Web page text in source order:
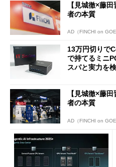
【見城徹×藤
者の本質
AD（FINCHI on
13万円切りで
で持てるミニ
スパと実力を
【見城徹×藤
者の本質
AD（FINCHI on